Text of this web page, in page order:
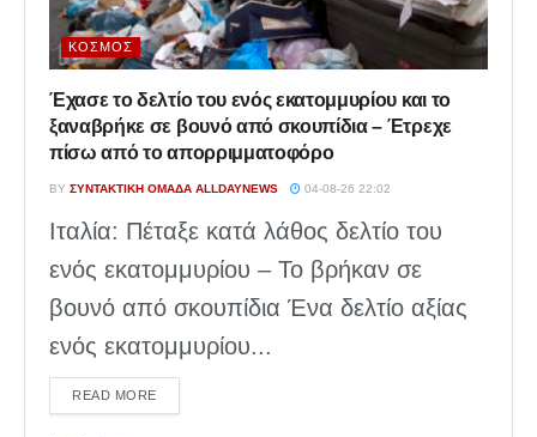
ΚΌΣΜΟΣ
Έχασε το δελτίο του ενός εκατομμυρίου και το
ξαναβρήκε σε βουνό από σκουπίδια – Έτρεχε
πίσω από το απορριμματοφόρο
BY ΣΥΝΤΑΚΤΙΚΉ ΟΜΆΔΑ ALLDAYNEWS 04-08-26 22:02
Ιταλία: Πέταξε κατά λάθος δελτίο του
ενός εκατομμυρίου – Το βρήκαν σε
βουνό από σκουπίδια Ένα δελτίο αξίας
ενός εκατομμυρίου...
READ MOREDETAILS